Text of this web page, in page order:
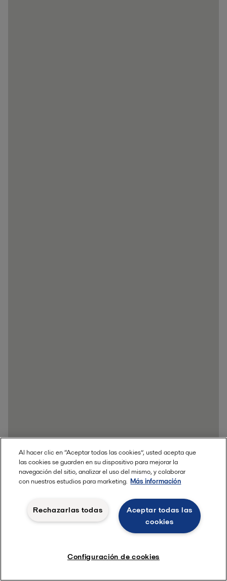
Al hacer clic en “Aceptar todas las cookies”, usted acepta que
las cookies se guarden en su dispositivo para mejorar la
navegación del sitio, analizar el uso del mismo, y colaborar
con nuestros estudios para marketing. Más información
Aceptar todas las
cookies
Rechazarlas todas
Configuración de cookies